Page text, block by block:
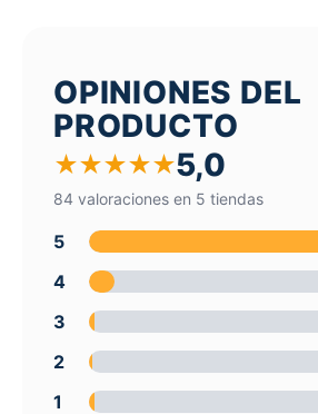
OPINIONES DEL
PRODUCTO
★★★★★5,0
84 valoraciones en 5 tiendas
5
4
3
2
1